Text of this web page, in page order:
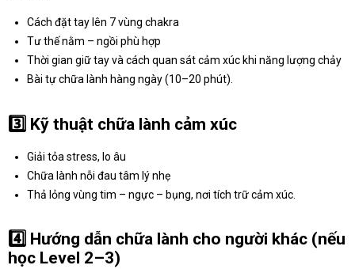
Cách đặt tay lên 7 vùng chakra
Tư thế nằm – ngồi phù hợp
Thời gian giữ tay và cách quan sát cảm xúc khi năng lượng chảy
Bài tự chữa lành hàng ngày (10–20 phút).
3️⃣ Kỹ thuật chữa lành cảm xúc
Giải tỏa stress, lo âu
Chữa lành nỗi đau tâm lý nhẹ
Thả lỏng vùng tim – ngực – bụng, nơi tích trữ cảm xúc.
4️⃣ Hướng dẫn chữa lành cho người khác (nếu
học Level 2–3)